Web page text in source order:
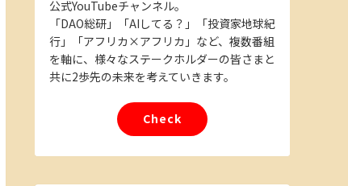
公式YouTubeチャンネル。
「DAO総研」「AIしてる？」「投資家地球紀
行」「アフリカ×アフリカ」など、複数番組
を軸に、様々なステークホルダーの皆さまと
共に2歩先の未来を考えていきます。
Check